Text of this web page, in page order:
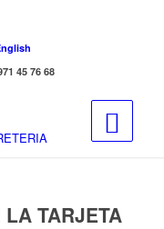
45 76 68
LA TARJETA